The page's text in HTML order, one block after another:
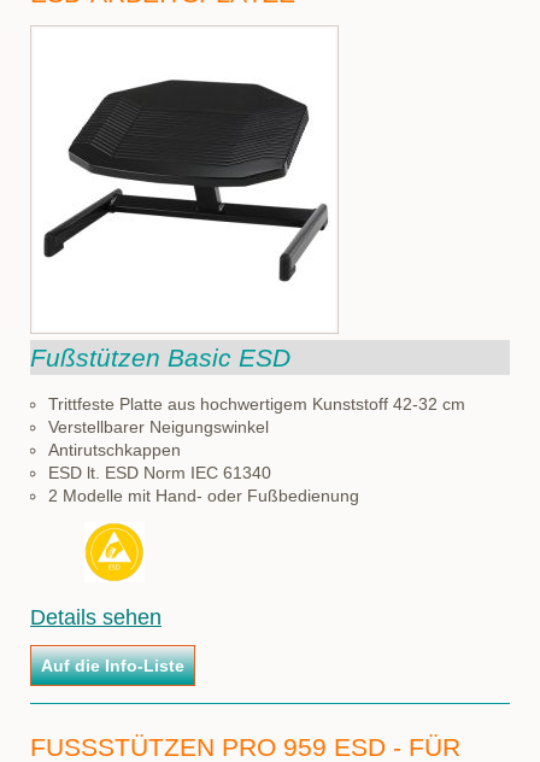
Fußstützen Basic ESD
Trittfeste Platte aus hochwertigem Kunststoff 42-32 cm
Verstellbarer Neigungswinkel
Antirutschkappen
ESD lt. ESD Norm IEC 61340
2 Modelle mit Hand- oder Fußbedienung
Details sehen
FUSSSTÜTZEN PRO 959 ESD - FÜR A